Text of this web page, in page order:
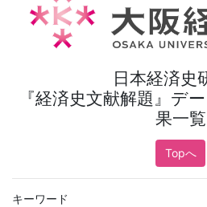
日本経済史
『経済史文献解題』デ
果一覧
Topへ
キーワード